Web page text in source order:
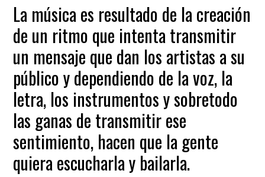
La música es resultado de la creación
de un ritmo que intenta transmitir
un mensaje que dan los artistas a su
público y dependiendo de la voz, la
letra, los instrumentos y sobretodo
las ganas de transmitir ese
sentimiento, hacen que la gente
quiera escucharla y bailarla.